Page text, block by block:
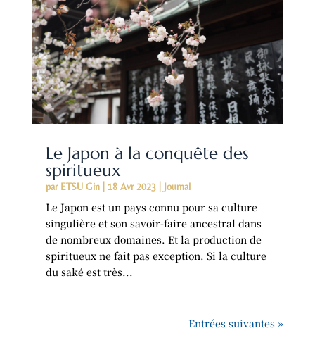
Le Japon à la conquête des
spiritueux
par ETSU Gin| 18 Avr 2023| Journal
Le Japon est un pays connu pour sa culture
singulière et son savoir-faire ancestral dans
de nombreux domaines. Et la production de
spiritueux ne fait pas exception. Si la culture
du saké est très...
Entrées suivantes »